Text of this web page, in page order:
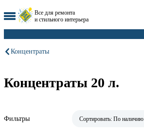
Все для ремонта
и стильного интерьера
Концентраты
Концентраты 20 л.
Фильтры Сортировать: По наличию